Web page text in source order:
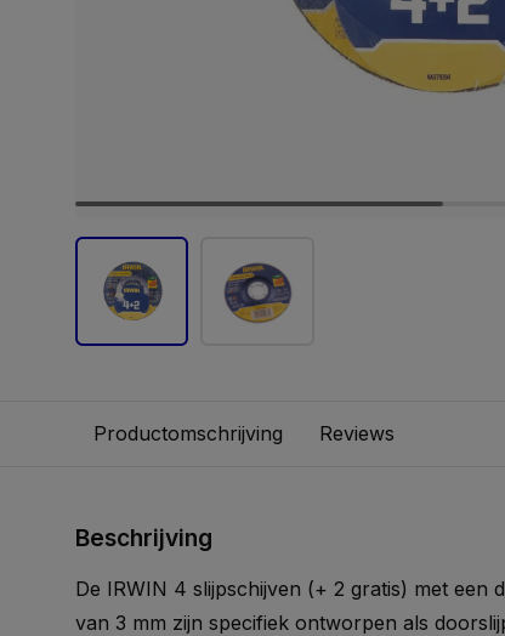
Productomschrijving Reviews
Beschrijving
De IRWIN 4 slijpschijven (+ 2 gratis) met een
van 3 mm zijn specifiek ontworpen als